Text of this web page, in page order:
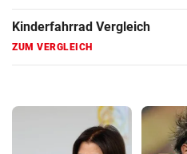
Kinderfahrrad Vergleich
ZUM VERGLEICH